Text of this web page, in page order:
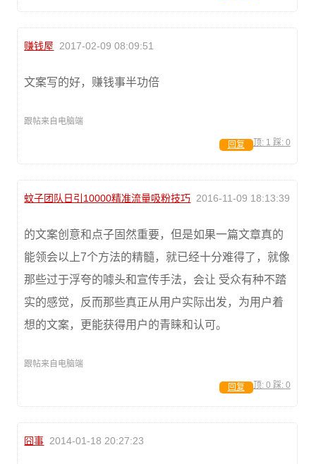
赚钱屋 2017-02-09 08:09:51
文案写的好，赚钱事半功倍
跟帖来自电脑端
顶: 1 踩: 0
回复
蚊子团队日引10000精准流量吸粉技巧 2016-11-09 18:13:39
的文案创意和点子固然重要，但是如果一篇文章真的
能领会以上7个方法的精髓，就已经十分难得了，就像
那些过于浮夸的噱头和宣传手法，会让 受众有种不踏
实的感觉，反而那些真正从用户实际出发，为用户着
想的文案，更能获得用户的青睐和认可。
跟帖来自电脑端
顶: 0 踩: 0
回复
囧事 2014-01-18 20:27:23